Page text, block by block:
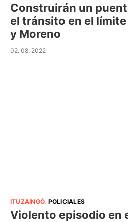
Construirán un
el tránsito en el
y Moreno
02. 08. 2022
ITUZAINGÓ. POLICIALES
Violento episodio en